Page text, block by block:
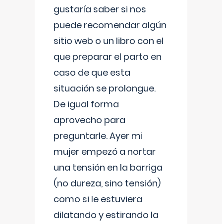
gustaría saber si nos
puede recomendar algún
sitio web o un libro con el
que preparar el parto en
caso de que esta
situación se prolongue.
De igual forma
aprovecho para
preguntarle. Ayer mi
mujer empezó a nortar
una tensión en la barriga
(no dureza, sino tensión)
como si le estuviera
dilatando y estirando la